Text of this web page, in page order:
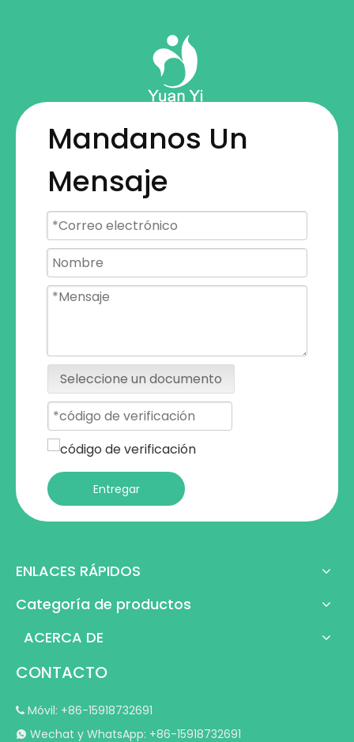
Mandanos Un
Mensaje
Seleccione un documento
Entregar
ENLACES RÁPIDOS
Categoría de productos
ACERCA DE
CONTACTO
 Móvil: +86-15918732691
 Wechat y WhatsApp: +86-15918732691